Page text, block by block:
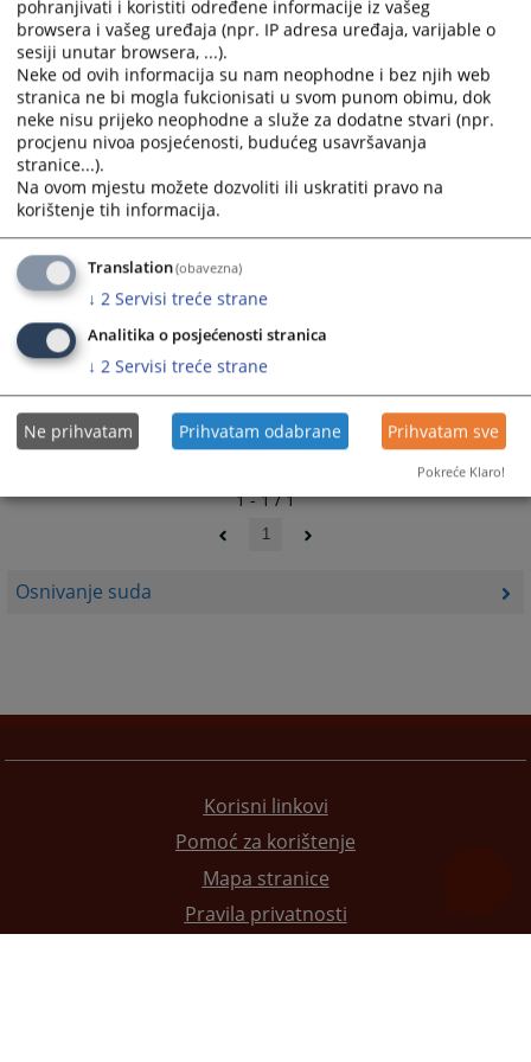
Osnivanje suda
and
select
a
date.
Press
the
question
mark
to
get
the
keyboard
shortcuts
changing
dates.
and
select
a
date.
Press
the
question
mark
get
the
keyboard
shortcuts
changing
dates.
1 - 1 / 1
1
Korisni linkovi
Pomoć za korištenje
Mapa stranice
Pravila privatnosti
pohranjivati i koristiti određene informacije iz vašeg
browsera i vašeg uređaja (npr. IP adresa uređaja, varijable o
sesiji unutar browsera, ...).
Neke od ovih informacija su nam neophodne i bez njih web
stranica ne bi mogla fukcionisati u svom punom obimu, dok
neke nisu prijeko neophodne a služe za dodatne stvari (npr.
procjenu nivoa posjećenosti, budućeg usavršavanja
stranice...).
Na ovom mjestu možete dozvoliti ili uskratiti pravo na
korištenje tih informacija.
Translation(obavezna)
↓ 2 Servisi treće strane
Analitika o posjećenosti stranica
↓ 2 Servisi treće strane
Ne prihvatam Prihvatam odabrane Prihvatam sve
Pokreće Klaro!